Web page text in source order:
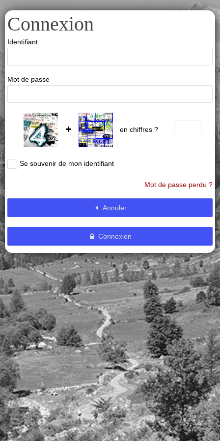
Connexion
Identifiant
Mot de passe
en chiffres ?
Se souvenir de mon identifiant
Mot de passe perdu ?
Annuler
Connexion